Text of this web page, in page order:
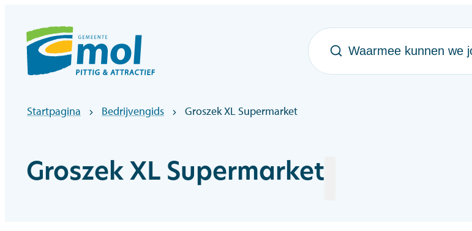
Officiële website gemeentebestuur Mol
Waarmee kunnen we jou helpen?
Startpagina Bedrijvengids Groszek XL Supermarket
Groszek XL Supermarket